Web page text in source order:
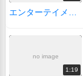
no image
1:19